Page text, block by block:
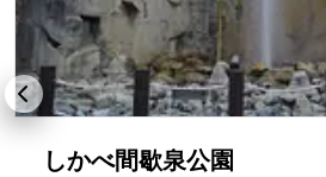
しかべ間歇泉公園